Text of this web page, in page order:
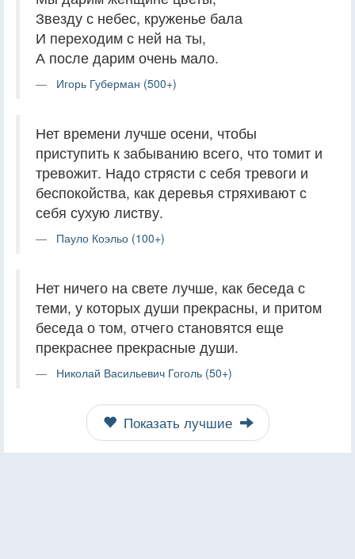
Звезду с небес, круженье бала
И переходим с ней на ты,
А после дарим очень мало.
Игорь Губерман (500+)
Нет времени лучше осени, чтобы
приступить к забыванию всего, что томит и
тревожит. Надо стрясти с себя тревоги и
беспокойства, как деревья стряхивают с
себя сухую листву.
Пауло Коэльо (100+)
Нет ничего на свете лучше, как беседа с
теми, у которых души прекрасны, и притом
беседа о том, отчего становятся еще
прекраснее прекрасные души.
Николай Васильевич Гоголь (50+)
Показать лучшие